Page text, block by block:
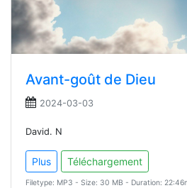
Avant-goût de Dieu
2024-03-03
David. N
Plus Téléchargement
Filetype: MP3 - Size: 30 MB - Duration: